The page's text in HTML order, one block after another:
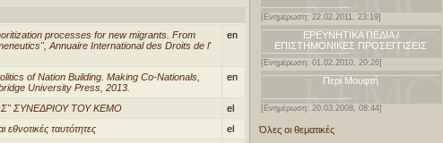
processes for new migrants. From
Annuaire International des Droits de l'
en
of Nation Building. Making Co-Nationals,
University Press, 2013.
en
ΣΥΝΕΔΡΙΟΥ ΤΟΥ ΚΕΜΟ
el
εθνοτικές ταυτότητες
el
[Ενημέρωση: 22.02.2011, 23:19]
ΕΡΕΥΝΗΤΙΚΑ ΠΕΔΙΑ /
ΕΠΙΣΤΗΜΟΝΙΚΕΣ ΠΡΟΣΕΓΓΙΣΕΙΣ
[Ενημέρωση: 01.02.2010, 20:26]
Περί Μουφτή
[Ενημέρωση: 20.03.2008, 08:44]
Όλες οι θεματικές